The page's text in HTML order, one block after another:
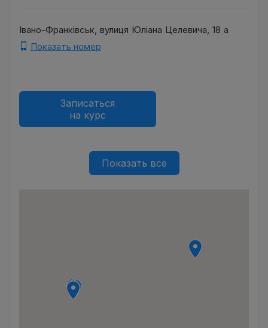
Івано-Франківськ, вулиця Юліана Целевича, 18 а
Показать номер
Записаться
на курс
Показать все